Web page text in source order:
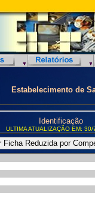
Estabelecimento de
Identificação
ULTIMA ATUALIZAÇÃO EM: